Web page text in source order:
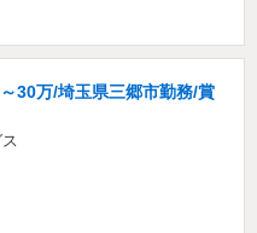
30万/埼玉県三郷市勤務/賞